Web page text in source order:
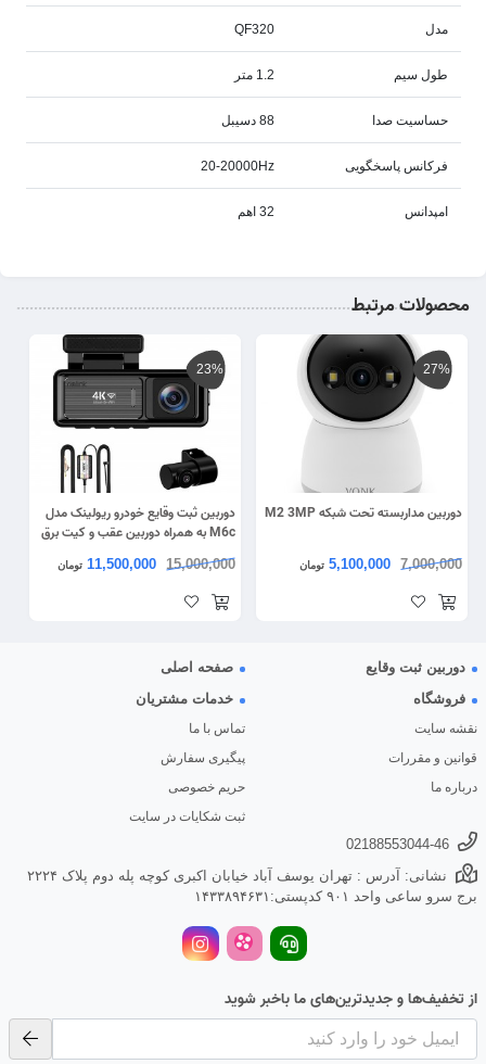
مدل QF320
طول سیم 1.2 متر
حساسیت صدا 88 دسیبل
فرکانس پاسخگویی 20-20000Hz
امپدانس 32 اهم
محصولات مرتبط
27%
دوربین مداربسته تحت شبکه M2 3MP
7,000,000
5,100,000 تومان
23%
دوربین ثبت وقایع خودرو ریولینک مدل
M6c به همراه دوربین عقب و کیت برق
15,000,000
11,500,000 تومان
دوربین ثبت وقایع
صفحه اصلی
فروشگاه
نقشه سایت
قوانین و مقررات
درباره ما
خدمات مشتریان
تماس با ما
پیگیری سفارش
حریم خصوصی
ثبت شکایات در سایت
02188553044-46
نشانی: آدرس : تهران یوسف آباد خیابان اکبری کوچه پله دوم پلاک ۲۲۲۴
برج سرو ساعی واحد ۹۰۱ کدپستی:۱۴۳۳۸۹۴۶۳۱
از تخفیف‌ها و جدیدترین‌های ما باخبر شوید